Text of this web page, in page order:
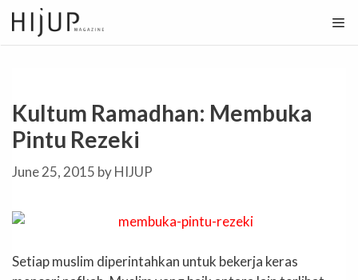
Skip
to
content
Kultum Ramadhan: Membuka
Pintu Rezeki
June 25, 2015 byHIJUP
Setiap muslim diperintahkan untuk bekerja keras